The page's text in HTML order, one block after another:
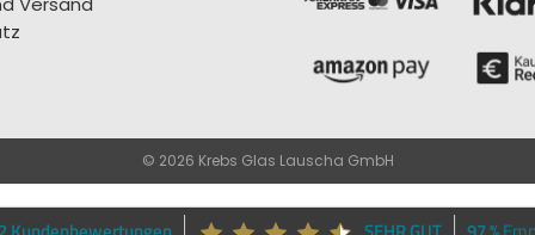
© 2026 Krebs Glas Lauscha GmbH